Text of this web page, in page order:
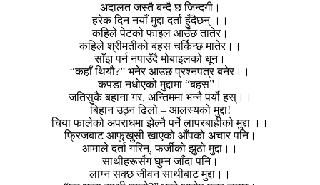
अदालत जस्तै बन्दै छ जिन्दगी।
हरेक दिन नयाँ मुद्दा दर्ता हुँदैछन् ।।
कहिले पेटको फाइल आउँछ तातेर।
कहिले श्रीमतीको बहस चर्किन्छ मातेर।।
साँझ पर्न नपाउँदै मोबाइलको धून।
“कहाँ थियौ?” भनेर आउछ प्रश्नपत्र बनेर।।
कपडा नधोएको मुद्दामा “बहस”।
जतिसुकै बहाना गर, अन्तिममा भन्नै पर्यो हस्।।
बिहान उठ्न ढिलो – आलस्यको मुद्दा!
चिया फालेको अपराधमा झेल्नै पर्ने लापरबाहीको मुद्दा ।।
फ्रिजबाट आफूखुसी खाएको आँपको अचार पनि।
आमाले दर्ता गरिन्, फर्जीको झुठो मुद्दा।।
साथीहरूसँग घुम्न जाँदा पनि।
लाग्न सक्छ जीवन साथीबाट मुद्दा।।